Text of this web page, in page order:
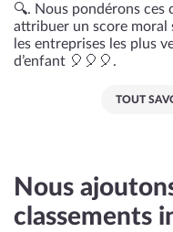
🔍. Nous pondérons ces
attribuer un score moral
les entreprises les plus
d’enfant 🎈🎈🎈.
TOUT
Nous
classements